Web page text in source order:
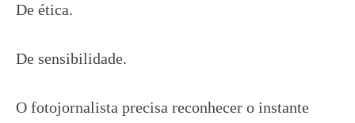
De ética.
De sensibilidade.
O fotojornalista precisa reconhecer o instante